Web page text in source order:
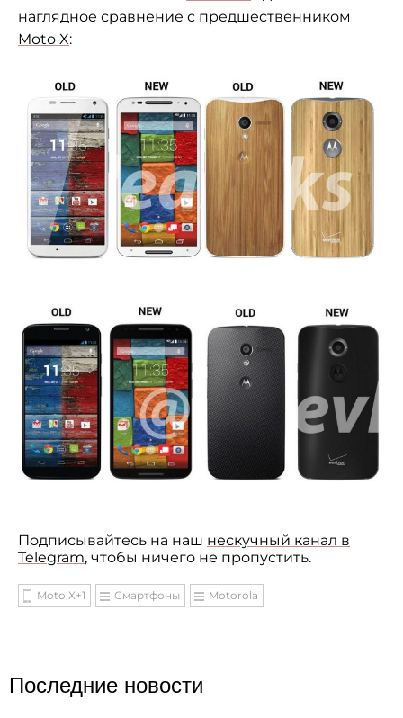
наглядное сравнение с предшественником
Moto X:
Подписывайтесь на наш нескучный канал в
Telegram, чтобы ничего не пропустить.
Moto X+1 Смартфоны Motorola
Последние новости